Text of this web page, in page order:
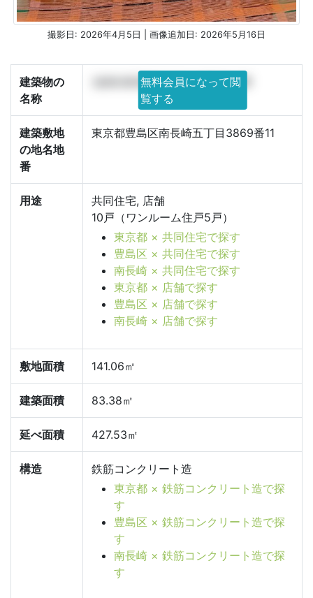
撮影日: 2026年4月5日 | 画像追加日: 2026年5月16日
建築物の
名称
(仮称)南長崎5丁目計画新築工事
無料会員になって閲
覧する
建築敷地
の地名地
番
東京都豊島区南長崎五丁目3869番11
用途
共同住宅, 店舗
10戸（ワンルーム住戸5戸）
東京都 × 共同住宅で探す
豊島区 × 共同住宅で探す
南長崎 × 共同住宅で探す
東京都 × 店舗で探す
豊島区 × 店舗で探す
南長崎 × 店舗で探す
敷地面積 141.06㎡
建築面積 83.38㎡
延べ面積 427.53㎡
構造
鉄筋コンクリート造
東京都 × 鉄筋コンクリート造で探
す
豊島区 × 鉄筋コンクリート造で探
す
南長崎 × 鉄筋コンクリート造で探
す